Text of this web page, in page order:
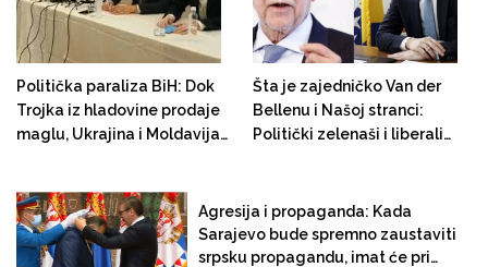
Politička paraliza BiH: Dok
Trojka iz hladovine prodaje
maglu, Ukrajina i Moldavija
Šta je zajedničko Van der
Bellenu i Našoj stranci:
Politički zelenaši i liberali
Agresija i propaganda: Kada
Sarajevo bude spremno zaustaviti
srpsku propagandu, imat će priliku